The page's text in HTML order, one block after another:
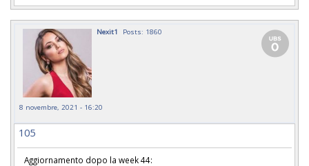
Nexit1 Posts: 1860
8 novembre, 2021 - 16:20
105
Aggiornamento dopo la week 44: